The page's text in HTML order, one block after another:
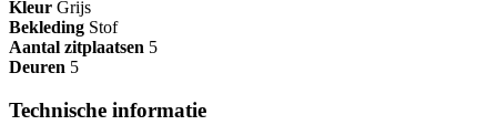
Kleur Grijs
Bekleding Stof
Aantal zitplaatsen 5
Deuren 5
Technische informatie